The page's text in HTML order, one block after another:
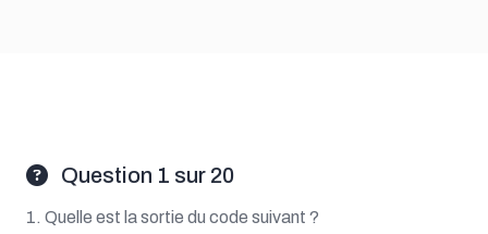
Question 1 sur 20
1. Quelle est la sortie du code suivant ?